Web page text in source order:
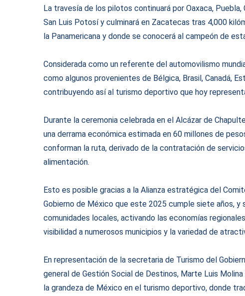
La travesía de los pilotos continuará por Oaxaca,
San Luis Potosí y culminará en Zacatecas tras 4,000
la Panamericana y donde se conocerá al campeón de
Considerada como un referente del automovilismo
como algunos provenientes de Bélgica, Brasil, Canadá,
contribuyendo así al turismo deportivo que hoy
Durante la ceremonia celebrada en el Alcázar de
una derrama económica estimada en 60 millones de
conforman la ruta, derivado de la contratación de
alimentación.
Esto es posible gracias a la Alianza estratégica del
Gobierno de México que este 2025 cumple siete años, y
comunidades locales, activando las economías
visibilidad a numerosos municipios y la variedad de
En representación de la secretaria de Turismo del
general de Gestión Social de Destinos, Marte Luis
la grandeza de México en el turismo deportivo, donde